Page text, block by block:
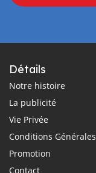
Détails
Notre histoire
La publicité
Vie Privée
Conditions Générales
Promotion
Contact